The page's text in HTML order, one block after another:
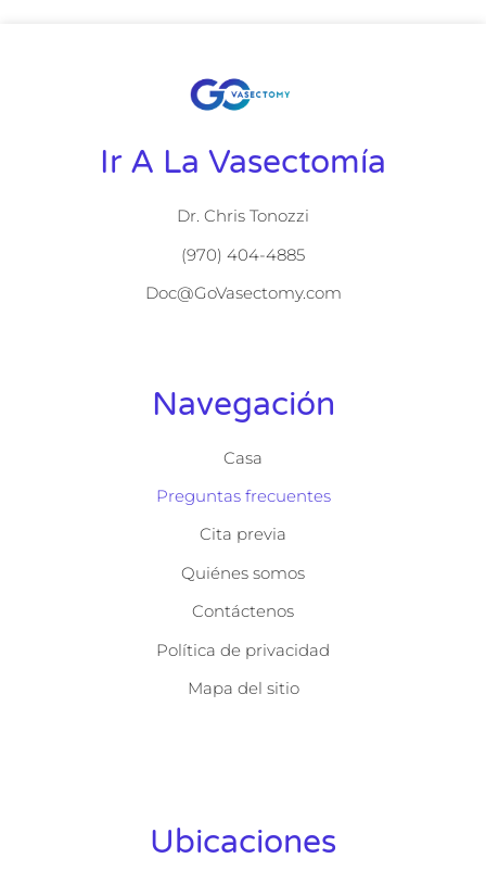
Ir A La Vasectomía
Dr. Chris Tonozzi
(970) 404-4885
Doc@GoVasectomy.com
Navegación
Casa
Preguntas frecuentes
Cita previa
Quiénes somos
Contáctenos
Política de privacidad
Mapa del sitio
Ubicaciones